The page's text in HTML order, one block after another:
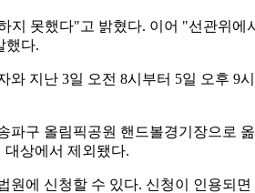
못했다"고 밝혔다. 이어 "선관위
했다.
지난 3일 오전 8시부터 5일 오후 9
구 올림픽공원 핸드볼경기장으로
상에서 제외됐다.
에 신청할 수 있다. 신청이 인용되